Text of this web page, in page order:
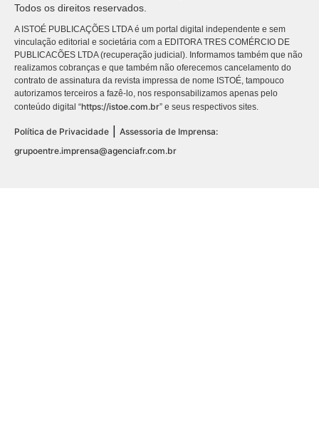
Todos os direitos reservados.
A ISTOÉ PUBLICAÇÕES LTDA é um portal digital independente e sem
vinculação editorial e societária com a EDITORA TRES COMÉRCIO DE
PUBLICACÕES LTDA (recuperação judicial). Informamos também que não
realizamos cobranças e que também não oferecemos cancelamento do
contrato de assinatura da revista impressa de nome ISTOÉ, tampouco
autorizamos terceiros a fazê-lo, nos responsabilizamos apenas pelo
conteúdo digital “https://istoe.com.br” e seus respectivos sites.
Política de Privacidade
Assessoria de Imprensa:
grupoentre.imprensa@agenciafr.com.br